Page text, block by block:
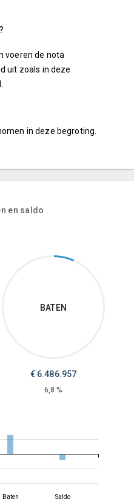
voeren de nota
uit zoals in deze
in deze begroting.
en saldo
BATEN
€ 6.486.957
6,8 %
Baten Saldo